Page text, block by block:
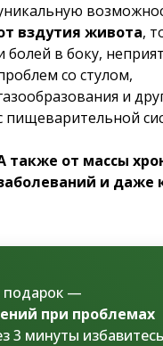
подарок —
при проблемах
3 минуты избавитесь
вздутия живота,
болей в боку,
со стулом,
и
пищеварительной
также от массы
и даже